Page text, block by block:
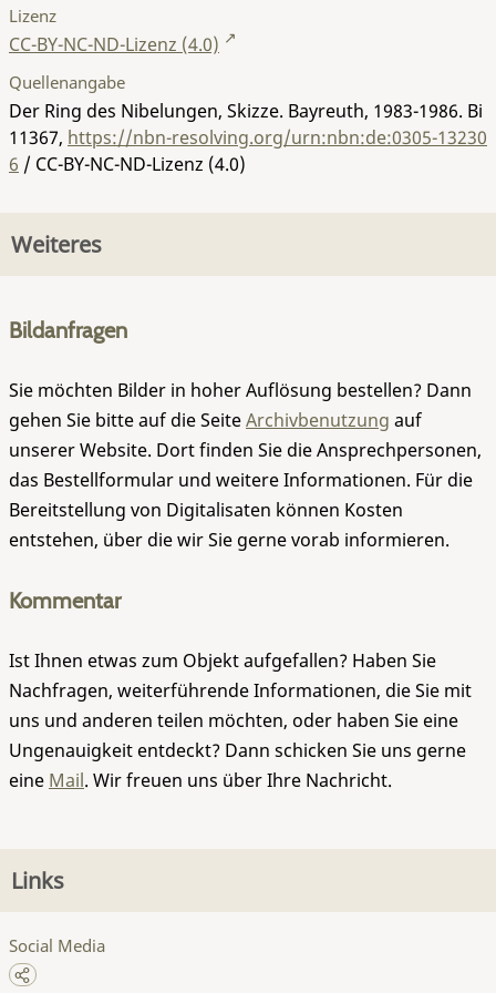
Lizenz
CC-BY-NC-ND-Lizenz (4.0)
Quellenangabe
Der Ring des Nibelungen, Skizze. Bayreuth, 1983-1986. Bi
11367, https://nbn-resolving.org/urn:nbn:de:0305-13230
6 / CC-BY-NC-ND-Lizenz (4.0)
Weiteres
Bildanfragen
Sie möchten Bilder in hoher Auflösung bestellen? Dann
gehen Sie bitte auf die SeiteArchivbenutzung auf
unserer Website. Dort finden Sie die Ansprechpersonen,
das Bestellformular und weitere Informationen. Für die
Bereitstellung von Digitalisaten können Kosten
entstehen, über die wir Sie gerne vorab informieren.
Kommentar
Ist Ihnen etwas zum Objekt aufgefallen? Haben Sie
Nachfragen, weiterführende Informationen, die Sie mit
uns und anderen teilen möchten, oder haben Sie eine
Ungenauigkeit entdeckt? Dann schicken Sie uns gerne
eine Mail. Wir freuen uns über Ihre Nachricht.
Links
Social Media